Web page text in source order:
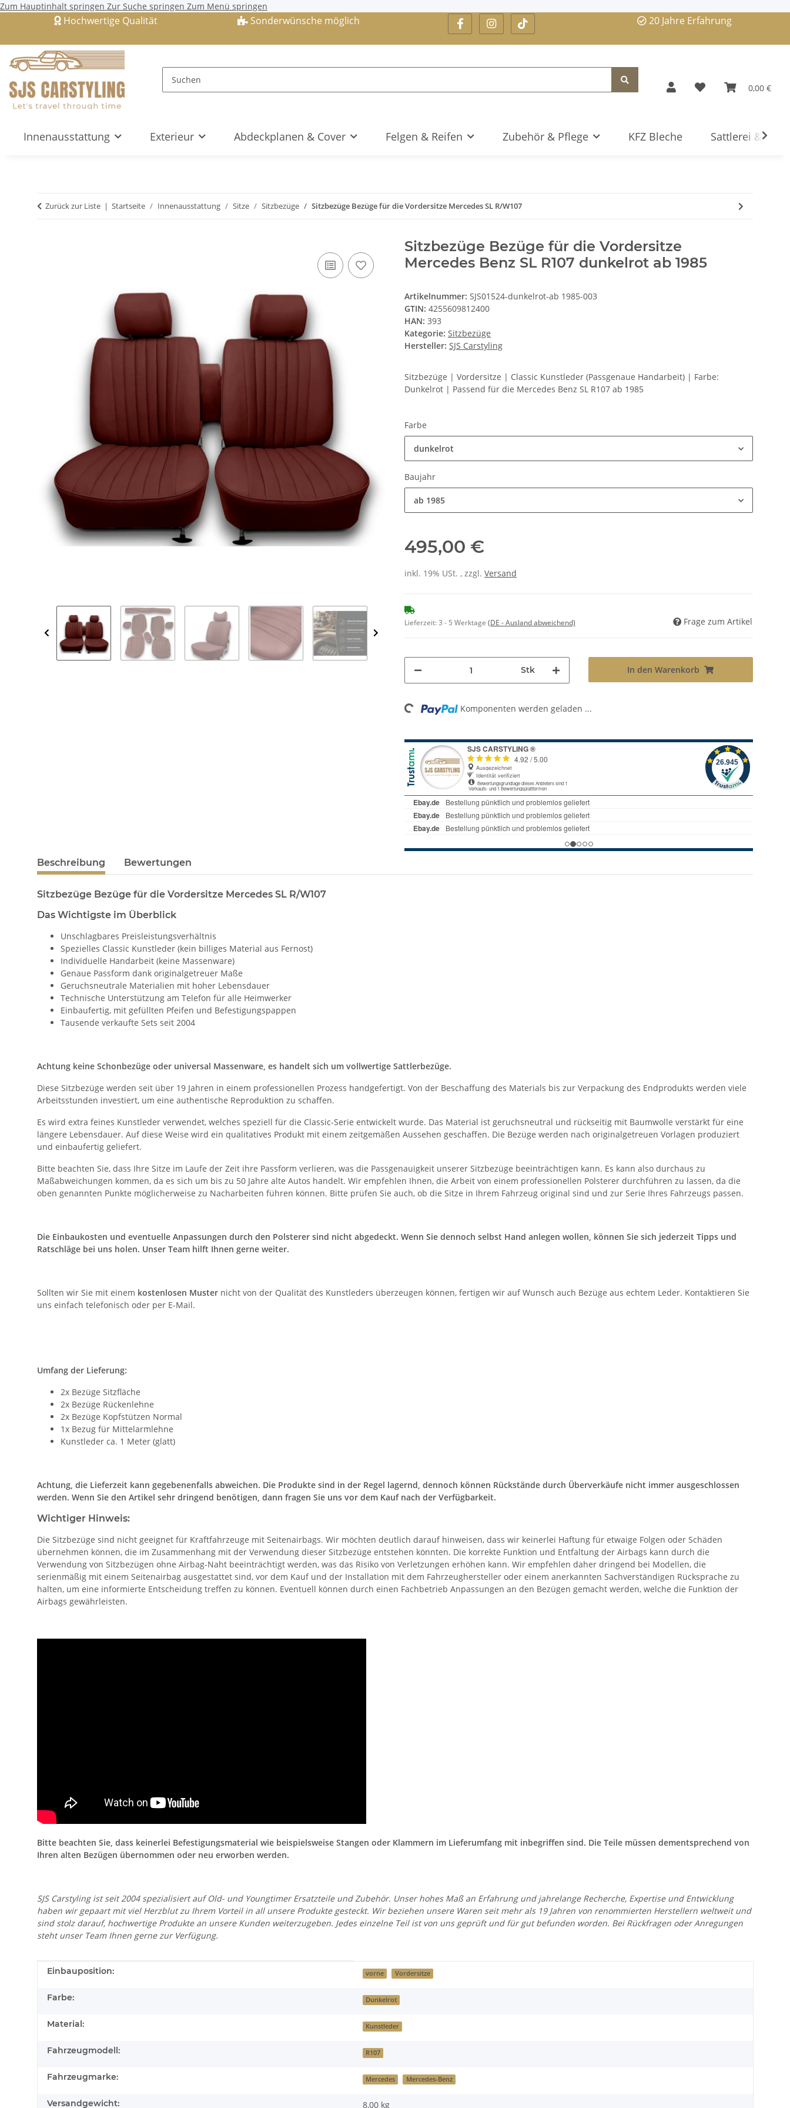
Zum Hauptinhalt springen Zur Suche springen Zum Menü springen
20 Jahre Erfahrung
Sonderwünsche möglich
Hochwertige Qualität
0,00 €
Innenausstattung Exterieur Abdeckplanen & Cover Felgen & Reifen Zubehör & Pflege KFZ Bleche Sattlerei &
Zurück zur Liste Startseite Innenausstattung Sitze Sitzbezüge Sitzbezüge Bezüge für die Vordersitze Mercedes SL R/W107
Sitzbezüge Bezüge für die Vordersitze
Mercedes Benz SL R107 dunkelrot ab 1985
Artikelnummer: SJS01524-dunkelrot-ab 1985-003
GTIN: 4255609812400
HAN: 393
Kategorie: Sitzbezüge
Hersteller: SJS Carstyling
Sitzbezüge | Vordersitze | Classic Kunstleder (Passgenaue Handarbeit) | Farbe:
Dunkelrot | Passend für die Mercedes Benz SL R107 ab 1985
Farbe
dunkelrot
Baujahr
ab 1985
495,00 €
inkl. 19% USt. , zzgl. Versand
Lieferzeit:3 - 5 Werktage (DE - Ausland abweichend) Frage zum Artikel
Stk In den Warenkorb
Loading... Komponenten werden geladen ...
Beschreibung Bewertungen
Sitzbezüge Bezüge für die Vordersitze Mercedes SL R/W107
Das Wichtigste im Überblick
Unschlagbares Preisleistungsverhältnis
Spezielles Classic Kunstleder (kein billiges Material aus Fernost)
Individuelle Handarbeit (keine Massenware)
Genaue Passform dank originalgetreuer Maße
Geruchsneutrale Materialien mit hoher Lebensdauer
Technische Unterstützung am Telefon für alle Heimwerker
Einbaufertig, mit gefüllten Pfeifen und Befestigungspappen
Tausende verkaufte Sets seit 2004
Achtung keine Schonbezüge oder universal Massenware, es handelt sich um vollwertige Sattlerbezüge.
Diese Sitzbezüge werden seit über 19 Jahren in einem professionellen Prozess handgefertigt. Von der Beschaffung des Materials bis zur Verpackung des Endprodukts werden viele
Arbeitsstunden investiert, um eine authentische Reproduktion zu schaffen.
Es wird extra feines Kunstleder verwendet, welches speziell für die Classic-Serie entwickelt wurde. Das Material ist geruchsneutral und rückseitig mit Baumwolle verstärkt für eine
längere Lebensdauer. Auf diese Weise wird ein qualitatives Produkt mit einem zeitgemäßen Aussehen geschaffen. Die Bezüge werden nach originalgetreuen Vorlagen produziert
und einbaufertig geliefert.
Bitte beachten Sie, dass Ihre Sitze im Laufe der Zeit ihre Passform verlieren, was die Passgenauigkeit unserer Sitzbezüge beeinträchtigen kann. Es kann also durchaus zu
Maßabweichungen kommen, da es sich um bis zu 50 Jahre alte Autos handelt. Wir empfehlen Ihnen, die Arbeit von einem professionellen Polsterer durchführen zu lassen, da die
oben genannten Punkte möglicherweise zu Nacharbeiten führen können. Bitte prüfen Sie auch, ob die Sitze in Ihrem Fahrzeug original sind und zur Serie Ihres Fahrzeugs passen.
Die Einbaukosten und eventuelle Anpassungen durch den Polsterer sind nicht abgedeckt. Wenn Sie dennoch selbst Hand anlegen wollen, können Sie sich jederzeit Tipps und
Ratschläge bei uns holen. Unser Team hilft Ihnen gerne weiter.
Sollten wir Sie mit einem kostenlosen Muster nicht von der Qualität des Kunstleders überzeugen können, fertigen wir auf Wunsch auch Bezüge aus echtem Leder. Kontaktieren Sie
uns einfach telefonisch oder per E-Mail.
Umfang der Lieferung:
2x Bezüge Sitzfläche
2x Bezüge Rückenlehne
2x Bezüge Kopfstützen Normal
1x Bezug für Mittelarmlehne
Kunstleder ca. 1 Meter (glatt)
Achtung, die Lieferzeit kann gegebenenfalls abweichen. Die Produkte sind in der Regel lagernd, dennoch können Rückstände durch Überverkäufe nicht immer ausgeschlossen
werden. Wenn Sie den Artikel sehr dringend benötigen, dann fragen Sie uns vor dem Kauf nach der Verfügbarkeit.
Wichtiger Hinweis:
Die Sitzbezüge sind nicht geeignet für Kraftfahrzeuge mit Seitenairbags. Wir möchten deutlich darauf hinweisen, dass wir keinerlei Haftung für etwaige Folgen oder Schäden
übernehmen können, die im Zusammenhang mit der Verwendung dieser Sitzbezüge entstehen könnten. Die korrekte Funktion und Entfaltung der Airbags kann durch die
Verwendung von Sitzbezügen ohne Airbag-Naht beeinträchtigt werden, was das Risiko von Verletzungen erhöhen kann. Wir empfehlen daher dringend bei Modellen, die
serienmäßig mit einem Seitenairbag ausgestattet sind, vor dem Kauf und der Installation mit dem Fahrzeughersteller oder einem anerkannten Sachverständigen Rücksprache zu
halten, um eine informierte Entscheidung treffen zu können. Eventuell können durch einen Fachbetrieb Anpassungen an den Bezügen gemacht werden, welche die Funktion der
Airbags gewährleisten.
Bitte beachten Sie, dass keinerlei Befestigungsmaterial wie beispielsweise Stangen oder Klammern im Lieferumfang mit inbegriffen sind. Die Teile müssen dementsprechend von
Ihren alten Bezügen übernommen oder neu erworben werden.
SJS Carstyling ist seit 2004 spezialisiert auf Old- und Youngtimer Ersatzteile und Zubehör. Unser hohes Maß an Erfahrung und jahrelange Recherche, Expertise und Entwicklung
haben wir gepaart mit viel Herzblut zu Ihrem Vorteil in all unsere Produkte gesteckt. Wir beziehen unsere Waren seit mehr als 19 Jahren von renommierten Herstellern weltweit und
sind stolz darauf, hochwertige Produkte an unsere Kunden weiterzugeben. Jedes einzelne Teil ist von uns geprüft und für gut befunden worden. Bei Rückfragen oder Anregungen
steht unser Team Ihnen gerne zur Verfügung.
Produkteigenschaft
Wert
Einbauposition: vorne Vordersitze
Farbe: Dunkelrot
Material: Kunstleder
Fahrzeugmodell: R107
Fahrzeugmarke: Mercedes Mercedes-Benz
Versandgewicht: 8,00 kg